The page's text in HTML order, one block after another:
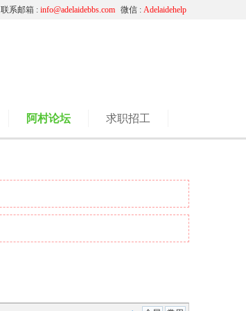
微信 : Adelaidehelp
联系邮箱 : info@adelaidebbs.com
阿村论坛 求职招工